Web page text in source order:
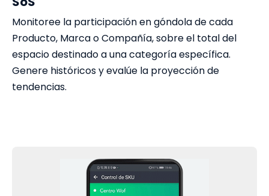
Monitoree la participación en góndola de cada
Producto, Marca o Compañía, sobre el total del
espacio destinado a una categoría específica.
Genere históricos y evalúe la proyección de
tendencias.